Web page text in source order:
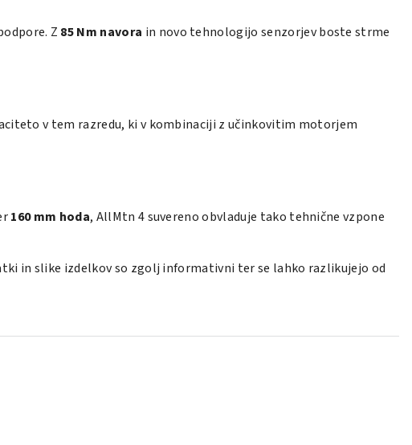
Z 85 Nm navora in novo tehnologijo senzorjev boste strme
v tem razredu, ki v kombinaciji z učinkovitim motorjem
160 mm hoda, AllMtn 4 suvereno obvladuje tako tehnične vzpone
in slike izdelkov so zgolj informativni ter se lahko razlikujejo od